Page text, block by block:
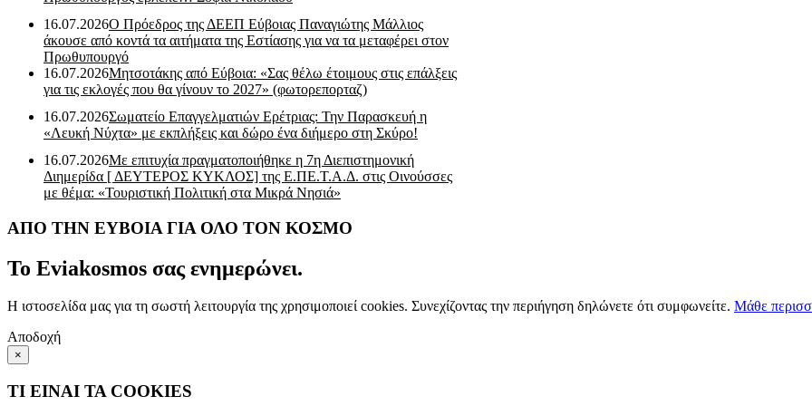
16.07.2026Ο Πρόεδρος της ΔΕΕΠ Εύβοιας Παναγιώτης Μάλλιος
άκουσε από κοντά τα αιτήματα της Εστίασης για να τα μεταφέρει στον
Πρωθυπουργό
16.07.2026Μητσοτάκης από Εύβοια: «Σας θέλω έτοιμους στις επάλξεις
για τις εκλογές που θα γίνουν το 2027» (φωτορεπορταζ)
16.07.2026Σωματείο Επαγγελματιών Ερέτριας: Την Παρασκευή η
«Λευκή Νύχτα» με εκπλήξεις και δώρο ένα διήμερο στη Σκύρο!
16.07.2026Με επιτυχία πραγματοποιήθηκε η 7η Διεπιστημονική
Διημερίδα [ ΔEYΤΕΡΟΣ ΚΥΚΛΟΣ] της Ε.ΠΕ.Τ.Α.Δ. στις Οινούσσες
με θέμα: «Τουριστική Πολιτική στα Μικρά Νησιά»
ΑΠΟ ΤΗΝ ΕΥΒΟΙΑ ΓΙΑ ΟΛΟ ΤΟΝ ΚΟΣΜΟ
Το Eviakosmos σας ενημερώνει.
Η ιστοσελίδα μας για τη σωστή λειτουργία της χρησιμοποιεί cookies. Συνεχίζοντας την περιήγηση δηλώνετε ότι συμφωνείτε. Μάθε
Αποδοχή
×
ΤΙ ΕΙΝΑΙ ΤΑ COOKIES